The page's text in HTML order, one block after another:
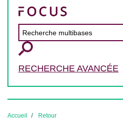
RECHERCHE AVANCÉE
Accueil Retour